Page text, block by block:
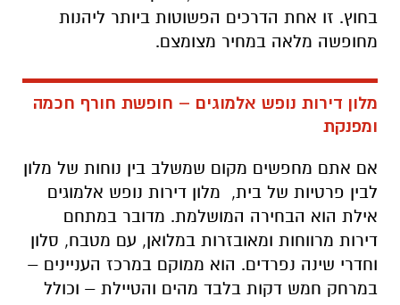
בחוץ. זו אחת הדרכים הפשוטות ביותר ליהנות
מחופשה מלאה במחיר מצומצם.
מלון דירות נופש אלמוגים – חופשת חורף חכמה
ומפנקת
אם אתם מחפשים מקום שמשלב בין נוחות של מלון
לבין פרטיות של בית,
מלון דירות נופש אלמוגים
אילת הוא הבחירה המושלמת. מדובר במתחם
דירות מרווחות ומאובזרות במלואן, עם מטבח, סלון
וחדרי שינה נפרדים. הוא ממוקם במרכז העניינים –
במרחק חמש דקות בלבד מהים והטיילת – וכולל